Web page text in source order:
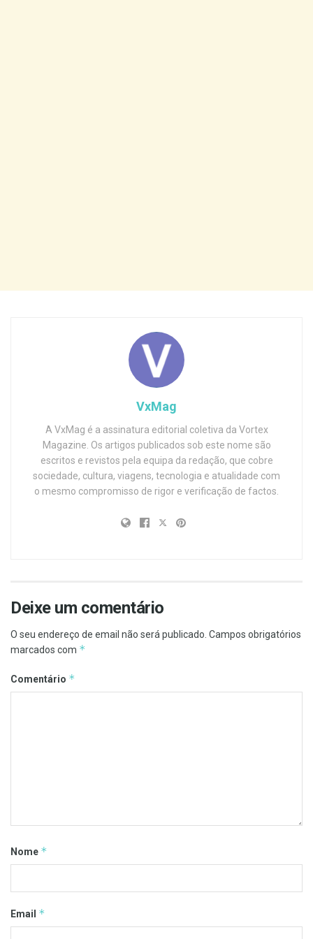
VxMag
A VxMag é a assinatura editorial coletiva da Vortex
Magazine. Os artigos publicados sob este nome são
escritos e revistos pela equipa da redação, que cobre
sociedade, cultura, viagens, tecnologia e atualidade com
o mesmo compromisso de rigor e verificação de factos.
Deixe um comentário
O seu endereço de email não será publicado. Campos obrigatórios
marcados com *
Comentário *
Nome *
Email *